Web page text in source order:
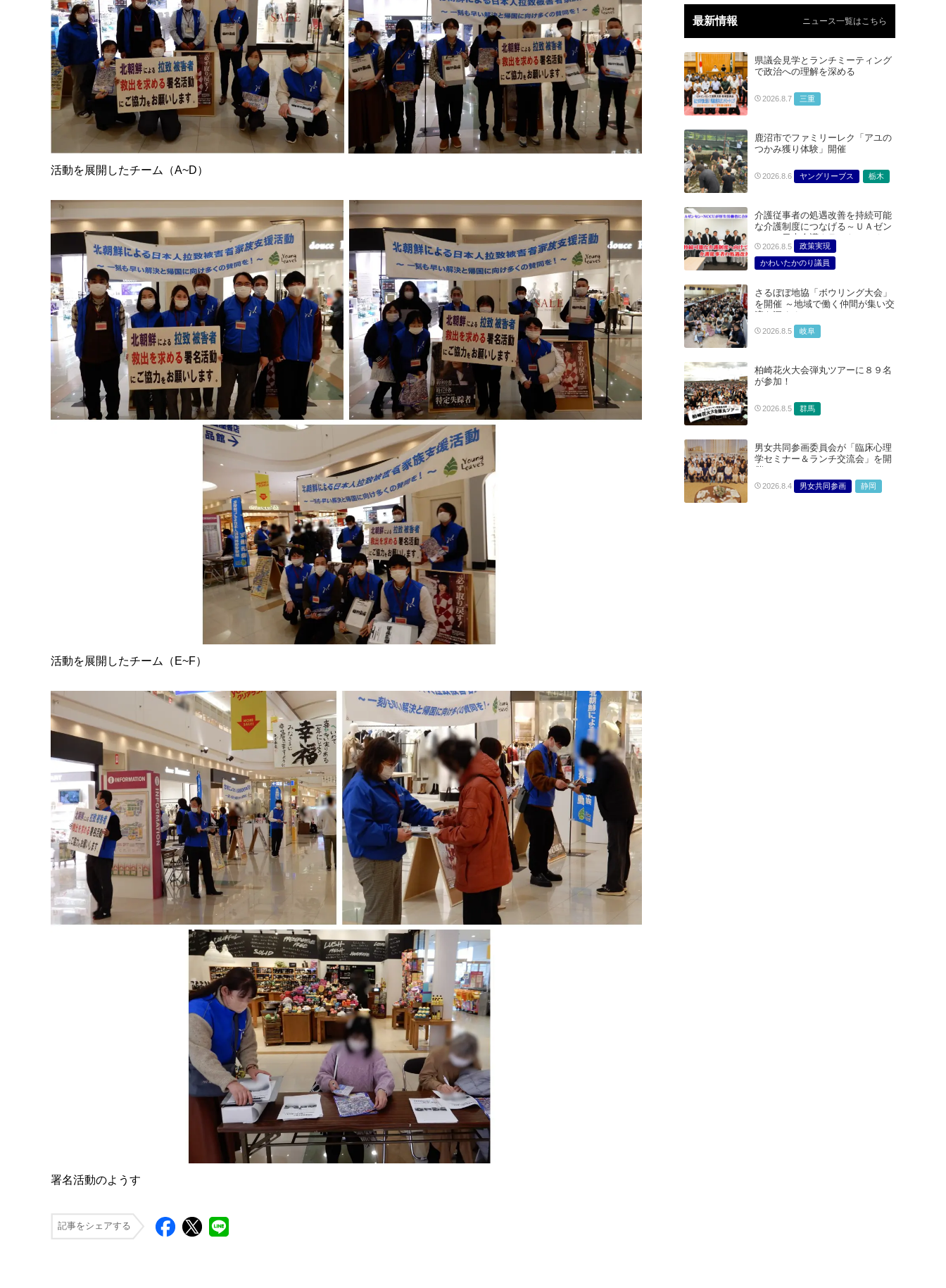
活動を展開したチーム（A~D）
活動を展開したチーム（E~F）
署名活動のようす
記事をシェアする
最新情報 ニュース一覧はこちら
県議会見学とランチミーティング
で政治への理解を深める
2026.8.7 三重
鹿沼市でファミリーレク「アユの
つかみ獲り体験」開催
2026.8.6 ヤングリーブス 栃木
介護従事者の処遇改善を持続可能
な介護制度につなげる～ＵＡゼン
セン・日本介護クラフトユニオン
合同で厚生労働省に対する要請を
実施～
2026.8.5
政策実現
かわいたかのり議員
どうごみまきこ議員
総合サービス部門
医療・介護・福祉部会
さるぼぼ地協「ボウリング大会」
を開催 ～地域で働く仲間が集い交
流を深める～
2026.8.5 岐阜
柏崎花火大会弾丸ツアーに８９名
が参加！
2026.8.5 群馬
男女共同参画委員会が「臨床心理
学セミナー＆ランチ交流会」を開
催
2026.8.4 男女共同参画 静岡